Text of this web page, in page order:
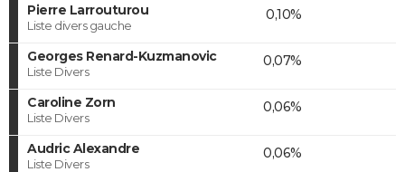
Pierre Larrouturou
Liste divers gauche
0,10%
Georges Renard-Kuzmanovic
Liste Divers
0,07%
Caroline Zorn
Liste Divers
0,06%
Audric Alexandre
Liste Divers
0,06%